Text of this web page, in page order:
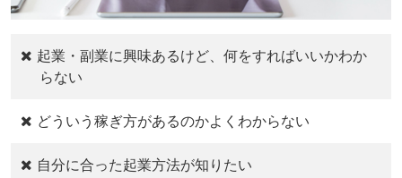
起業・副業に興味あるけど、何をすればいいかわか
らない
どういう稼ぎ方があるのかよくわからない
自分に合った起業方法が知りたい